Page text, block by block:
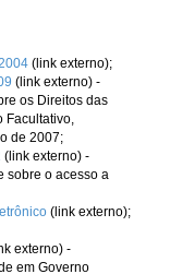
(link externo);
(link externo) -
os Direitos das
Facultativo,
de 2007;
(link externo) -
sobre o acesso a
(link externo);
externo) -
em Governo